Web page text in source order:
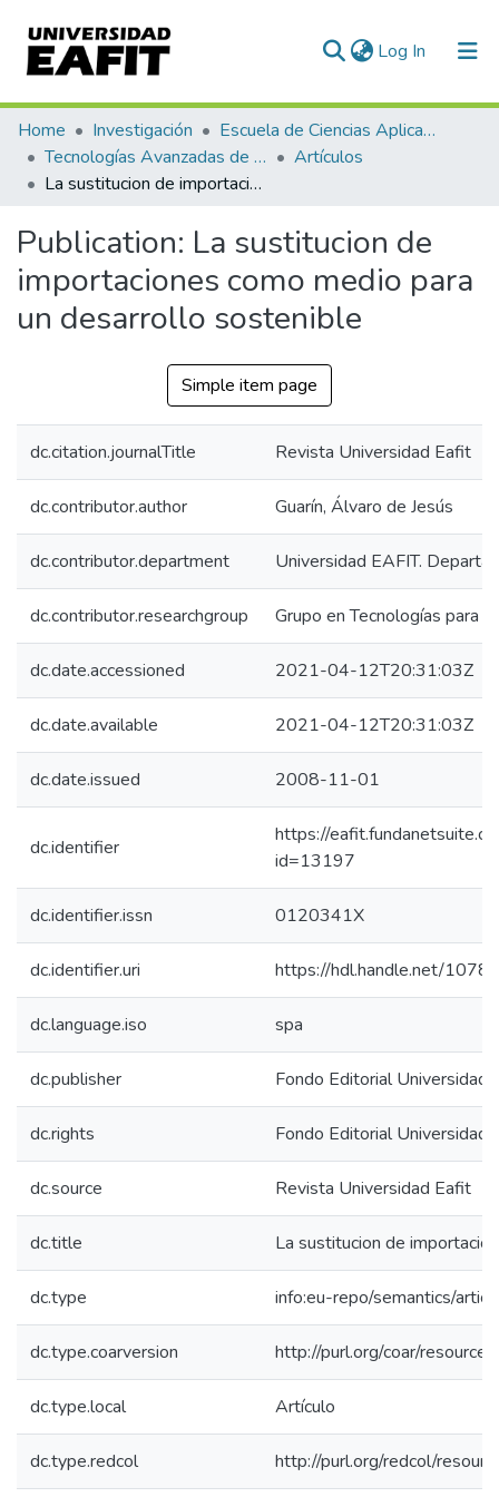
Log In (current)
Communities & Collections
All of DSpace
Home Investigación
Escuela de Ciencias Aplicadas e Ingeniería
Tecnologías Avanzadas de Producción y Mantenimiento Industrial - TAPMI
Artículos
La sustitucion de importaciones como medio para un desarrollo sostenible
Publication: La sustitucion de
importaciones como medio para
un desarrollo sostenible
Simple item page
dc.citation.journalTitle Revista Universidad Eafit
dc.contributor.author Guarín, Álvaro de Jesús
dc.contributor.department Universidad EAFIT.
dc.contributor.researchgroup Grupo en Tecnologías para
dc.date.accessioned 2021-04-12T20:31:03Z
dc.date.available 2021-04-12T20:31:03Z
dc.date.issued 2008-11-01
dc.identifier
https://
id=13197
dc.identifier.issn 0120341X
dc.identifier.uri https://hdl.handle.net/
dc.language.iso spa
dc.publisher Fondo Editorial Universidad
dc.rights Fondo Editorial Universidad
dc.source Revista Universidad Eafit
dc.title La sustitucion de
dc.type info:eu-repo/semantics/
dc.type.coarversion http://purl.org/coar/
dc.type.local Artículo
dc.type.redcol http://purl.org/redcol/